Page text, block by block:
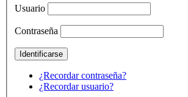
Usuario
Contraseña
¿Recordar contraseña?
¿Recordar usuario?